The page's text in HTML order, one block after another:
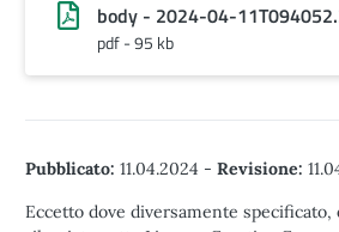
body - 2024-04-
pdf - 95 kb
Pubblicato: 11.04.2024 - Revisione:
Eccetto dove diversamente